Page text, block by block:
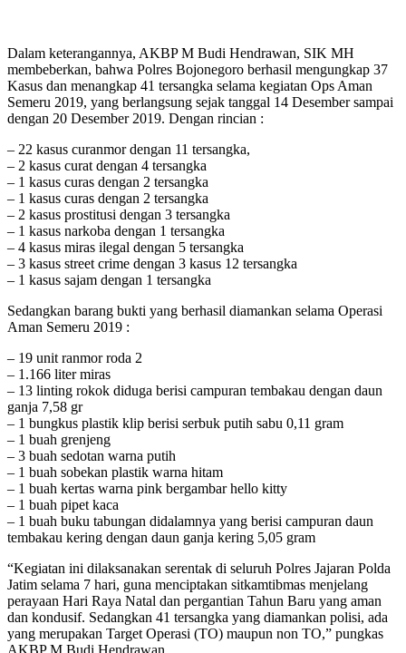
Dalam keterangannya, AKBP M Budi Hendrawan, SIK MH
membeberkan, bahwa Polres Bojonegoro berhasil mengungkap 37
Kasus dan menangkap 41 tersangka selama kegiatan Ops Aman
Semeru 2019, yang berlangsung sejak tanggal 14 Desember sampai
dengan 20 Desember 2019. Dengan rincian :
– 22 kasus curanmor dengan 11 tersangka,
– 2 kasus curat dengan 4 tersangka
– 1 kasus curas dengan 2 tersangka
– 1 kasus curas dengan 2 tersangka
– 2 kasus prostitusi dengan 3 tersangka
– 1 kasus narkoba dengan 1 tersangka
– 4 kasus miras ilegal dengan 5 tersangka
– 3 kasus street crime dengan 3 kasus 12 tersangka
– 1 kasus sajam dengan 1 tersangka
Sedangkan barang bukti yang berhasil diamankan selama Operasi
Aman Semeru 2019 :
– 19 unit ranmor roda 2
– 1.166 liter miras
– 13 linting rokok diduga berisi campuran tembakau dengan daun
ganja 7,58 gr
– 1 bungkus plastik klip berisi serbuk putih sabu 0,11 gram
– 1 buah grenjeng
– 3 buah sedotan warna putih
– 1 buah sobekan plastik warna hitam
– 1 buah kertas warna pink bergambar hello kitty
– 1 buah pipet kaca
– 1 buah buku tabungan didalamnya yang berisi campuran daun
tembakau kering dengan daun ganja kering 5,05 gram
“Kegiatan ini dilaksanakan serentak di seluruh Polres Jajaran Polda
Jatim selama 7 hari, guna menciptakan sitkamtibmas menjelang
perayaan Hari Raya Natal dan pergantian Tahun Baru yang aman
dan kondusif. Sedangkan 41 tersangka yang diamankan polisi, ada
yang merupakan Target Operasi (TO) maupun non TO,” pungkas
AKBP M Budi Hendrawan.